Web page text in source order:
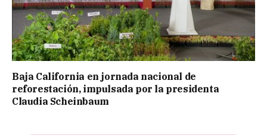
Baja California en jornada nacional de
reforestación, impulsada por la presidenta
Claudia Scheinbaum